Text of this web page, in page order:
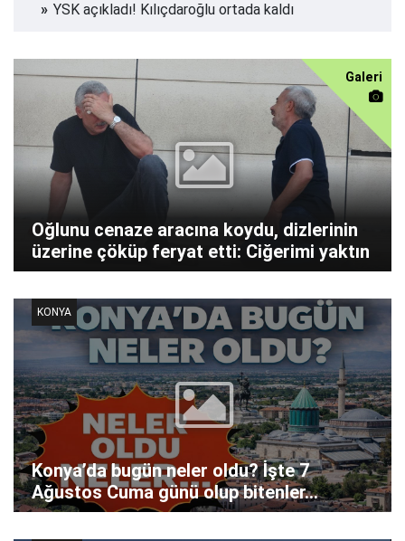
YSK açıkladı! Kılıçdaroğlu ortada kaldı
Galeri
Oğlunu cenaze aracına koydu, dizlerinin
üzerine çöküp feryat etti: Ciğerimi yaktın
Konya’da bugün neler oldu? İşte 7
Ağustos Cuma günü olup bitenler…
KONYA